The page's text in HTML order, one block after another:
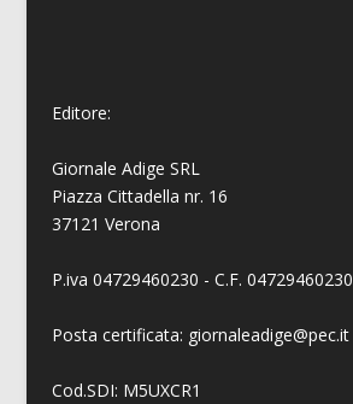
Editore:
Giornale Adige SRL
Piazza Cittadella nr. 16
37121 Verona
P.iva 04729460230 - C.F. 04729460230
Posta certificata: giornaleadige@pec.it
Cod.SDI: M5UXCR1